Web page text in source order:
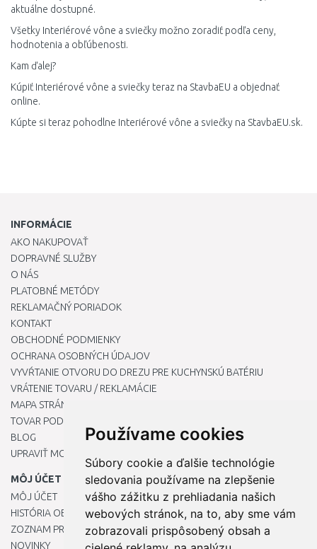
Používame cookies
Súbory cookie a ďalšie technológie
sledovania používame na zlepšenie
vášho zážitku z prehliadania našich
webových stránok, na to, aby sme vám
zobrazovali prispôsobený obsah a
aktuálne dostupné.
Všetky Interiérové vône a sviečky možno zoradiť podľa ceny,
hodnotenia a obľúbenosti.
Kam ďalej?
Kúpiť Interiérové vône a sviečky teraz na StavbaEU a objednať
online.
Kúpte si teraz pohodlne Interiérové vône a sviečky na StavbaEU.sk.
INFORMÁCIE
AKO NAKUPOVAŤ
DOPRAVNÉ SLUŽBY
O NÁS
PLATOBNÉ METÓDY
REKLAMAČNÝ PORIADOK
KONTAKT
OBCHODNÉ PODMIENKY
OCHRANA OSOBNÝCH ÚDAJOV
VYVŔTANIE OTVORU DO DREZU PRE KUCHYNSKÚ BATÉRIU
VRÁTENIE TOVARU / REKLAMÁCIE
MAPA STRÁNOK
TOVAR PODĽA ZNAČIEK
BLOG
UPRAVIŤ MOJE PREDVOĽBY COOKIES
MÔJ ÚČET
MÔJ ÚČET
HISTÓRIA OBJEDNÁVOK
ZOZNAM PRIANÍ
NOVINKY